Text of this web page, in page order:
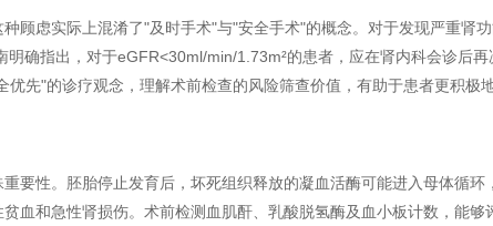
顾虑实际上混淆了"及时手术"与"安全手术"的概念。对于发现严重肾
确指出，对于eGFR<30ml/min/1.73m²的患者，应在肾内科会诊后
先"的诊疗观念，理解术前检查的风险筛查价值，有助于患者更积极
要性。胚胎停止发育后，坏死组织释放的凝血活酶可能进入母体循环
血和急性肾损伤。术前检测血肌酐、乳酸脱氢酶及血小板计数，能够